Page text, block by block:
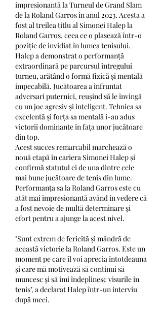
impresionantă la Turneul de Grand Slam
de la Roland Garros în anul 2023. Acesta a
fost al treilea titlu al Simonei Halep la
Roland Garros, ceea ce o plasează într-o
poziție de invidiat în lumea tenisului.
Halep a demonstrat o performanță
extraordinară pe parcursul întregului
turneu, arătând o formă fizică și mentală
impecabilă. Jucătoarea a înfruntat
adversari puternici, reușind să le învingă
cu un joc agresiv și inteligent. Tehnica sa
excelentă și forța sa mentală i-au adus
victorii dominante în fața unor jucătoare
din top.
Acest succes remarcabil marchează o
nouă etapă în cariera Simonei Halep și
confirmă statutul ei de una dintre cele
mai bune jucătoare de tenis din lume.
Performanța sa la Roland Garros este cu
atât mai impresionantă având în vedere că
a fost nevoie de multă determinare și
efort pentru a ajunge la acest nivel.
"Sunt extrem de fericită și mândră de
această victorie la Roland Garros. Este un
moment pe care îl voi aprecia întotdeauna
și care mă motivează să continui să
muncesc și să îmi îndeplinesc visurile în
tenis", a declarat Halep într-un interviu
după meci.